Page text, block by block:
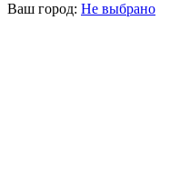
Ваш город: Не выбрано